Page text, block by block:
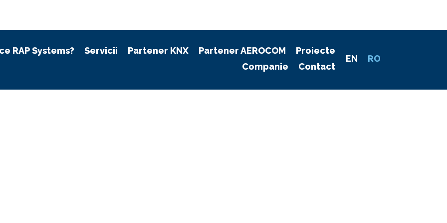
RAP Systems? Servicii Partener KNX Partener AEROCOM
Proiecte
Companie
Contact
EN RO